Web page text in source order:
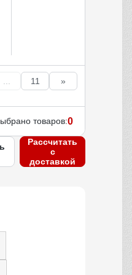
... 11 »
товаров:0
Рассчитать
с
доставкой